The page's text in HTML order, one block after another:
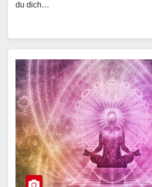
du dich…